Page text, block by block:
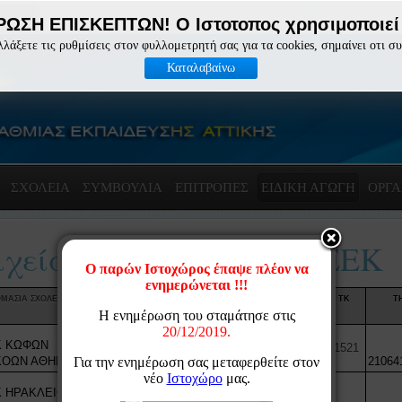
ΕΠΙΣΚΕΠΤΩΝ! Ο Ιστοτοπος
τις ρυθμίσεις στον φυλλομετρητή σας για τα cookies, σημαίνει οτι
Καταλαβαίνω
ΣΧΟΛΕΙΑ ΣΥΜΒΟΥΛΙΑ ΕΠΙΤΡΟΠΈΣ ΕΙΔΙΚΗ ΑΓΩΓΗ
Επικοινωνίας ΕΕΕΕΚ
ΣΧΟΛΕΙΟΥ ΤΚ
ΚΩΦΩΝ
ΑΘΗΝΑΣ
ΖΑΧΑΡΩΦ 1 ΑΘΗΝΑ
11521